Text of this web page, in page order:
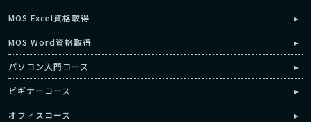
MOS Excel資格取得
MOS Word資格取得
パソコン入門コース
ビギナーコース
オフィスコース